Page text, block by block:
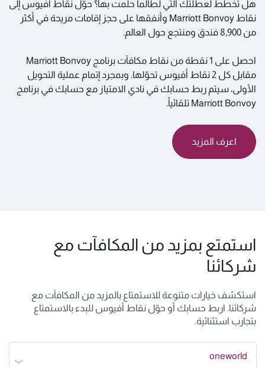
هل تخطط لعطلتك التي لطالما حلمت بها؟ حوّل نقاط أفيوس إلى
نقاط Marriott Bonvoy وأنفقها على حجز إقامات مريحة في أكثر
من 8,900 فندق ومنتجع حول العالم.
احصل على 1 نقطة من نقاط مكافآت برنامج Marriott Bonvoy
مقابل كل 2 نقاط أفيوس تحوّلها. وبمجرد إتمام عملية التحويل
الأولى، سيتم ربط حسابك في نادي الامتياز مع حسابك في برنامج
Marriott Bonvoy تلقائياً.
اعرف المزيد
استمتع بمزيد من المكافآت مع
شركائنا
استكشف خيارات متنوعة للاستمتاع بالمزيد من المكافآت مع
شركائنا. اربط حسابك أو حوّل نقاط أفيوس للبدء بالاستمتاع
بتجارب استثنائية.
oneworld